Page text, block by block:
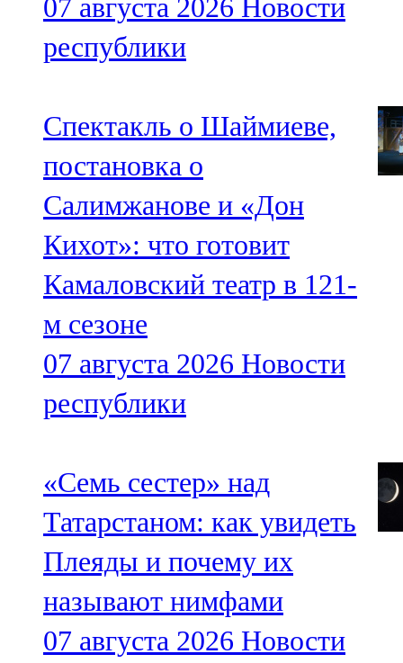
07 августа 2026 Новости
республики
Спектакль о Шаймиеве,
постановка о
Салимжанове и «Дон
Кихот»: что готовит
Камаловский театр в 121-
м сезоне
07 августа 2026 Новости
республики
«Семь сестер» над
Татарстаном: как увидеть
Плеяды и почему их
называют нимфами
07 августа 2026 Новости